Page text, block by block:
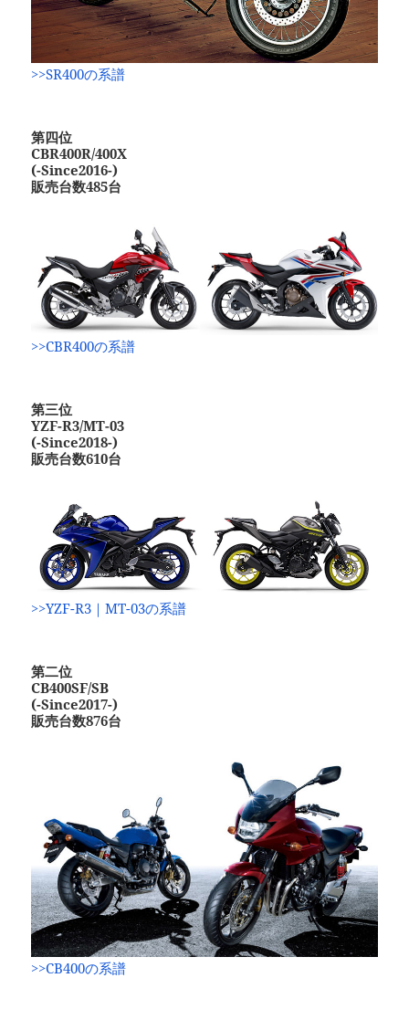
>>SR400の系譜
第四位
CBR400R/400X
(-Since2016-)
販売台数485台
>>CBR400の系譜
第三位
YZF-R3/MT-03
(-Since2018-)
販売台数610台
>>YZF-R3｜MT-03の系譜
第二位
CB400SF/SB
(-Since2017-)
販売台数876台
>>CB400の系譜